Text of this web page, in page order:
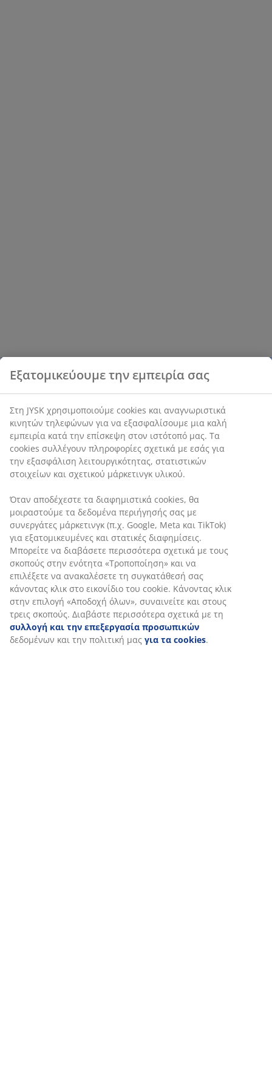
Εξατομικεύουμε την εμπειρία σας
Στη JYSK χρησιμοποιούμε cookies και αναγνωριστικά
κινητών τηλεφώνων για να εξασφαλίσουμε μια καλή
εμπειρία κατά την επίσκεψη στον ιστότοπό μας. Τα
cookies συλλέγουν πληροφορίες σχετικά με εσάς για
την εξασφάλιση λειτουργικότητας, στατιστικών
στοιχείων και σχετικού μάρκετινγκ υλικού.
Όταν αποδέχεστε τα διαφημιστικά cookies, θα
μοιραστούμε τα δεδομένα περιήγησής σας με
συνεργάτες μάρκετινγκ (π.χ. Google, Meta και TikTok)
για εξατομικευμένες και στατικές διαφημίσεις.
Μπορείτε να διαβάσετε περισσότερα σχετικά με τους
σκοπούς στην ενότητα «Τροποποίηση» και να
επιλέξετε να ανακαλέσετε τη συγκατάθεσή σας
κάνοντας κλικ στο εικονίδιο του cookie. Κάνοντας κλικ
στην επιλογή «Αποδοχή όλων», συναινείτε και στους
τρεις σκοπούς. Διαβάστε περισσότερα σχετικά με τη
συλλογή και την επεξεργασία προσωπικών
δεδομένων και την πολιτική μας για τα cookies.